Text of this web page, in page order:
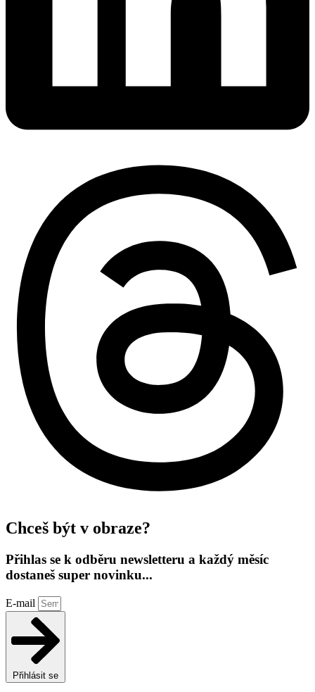
Chceš být v obraze?
Přihlas se k odběru newsletteru a každý měsíc
dostaneš super novinku...
E-mail
Přihlásit se